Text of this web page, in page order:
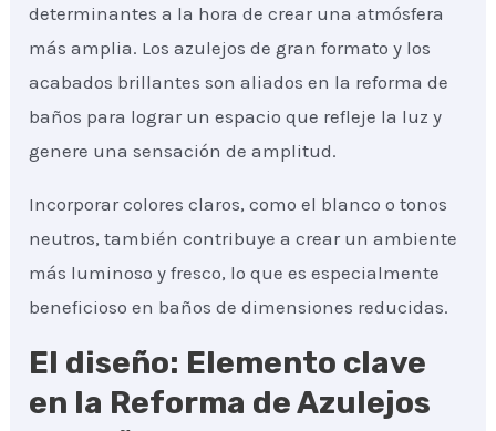
determinantes a la hora de crear una atmósfera
más amplia. Los azulejos de gran formato y los
acabados brillantes son aliados en la reforma de
baños para lograr un espacio que refleje la luz y
genere una sensación de amplitud.
Incorporar colores claros, como el blanco o tonos
neutros, también contribuye a crear un ambiente
más luminoso y fresco, lo que es especialmente
beneficioso en baños de dimensiones reducidas.
El diseño: Elemento clave
en la Reforma de Azulejos